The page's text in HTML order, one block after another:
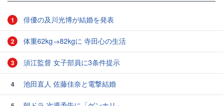
1 俳優の及川光博が結婚を発表
2 体重62kg→82kgに 寺田心の生活
3 須江監督 女子部員に3条件提示
4 池田直人 佐藤佳奈と電撃結婚